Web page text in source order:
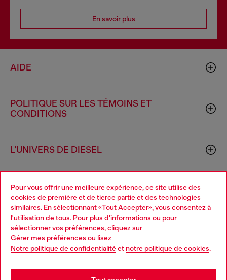
Pour vous offrir une meilleure expérience, ce site utilise des
cookies de première et de tierce partie et des technologies
similaires. En sélectionnant «Tout Accepter», vous consentez à
l'utilisation de tous. Pour plus d'informations ou pour
sélectionner vos préférences, cliquez sur
Gérer mes préférences ou lisez
Notre politique de confidentialitéet notre politique de cookies.
En savoir plus
AIDE
POLITIQUE SUR LES TÉMOINS ET
CONDITIONS
L'UNIVERS DE DIESEL
ENTREPRISE
Country: CA Language: FR
Choose your location
You are currently browsing Canada website, but it seems you
may be based in United States